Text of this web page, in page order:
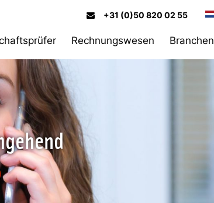
+31 (0)50 820 02 55
Rechnungswesen Branchen